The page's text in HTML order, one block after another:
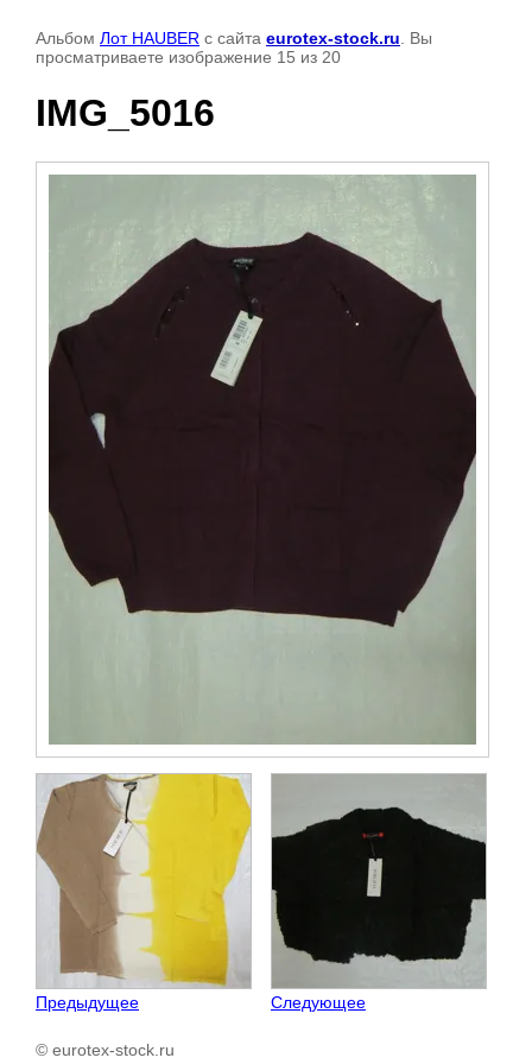
Альбом Лот HAUBER с сайта eurotex-stock.ru . Вы
просматриваете изображение 15 из 20
IMG_5016
Предыдущее Следующее
© eurotex-stock.ru